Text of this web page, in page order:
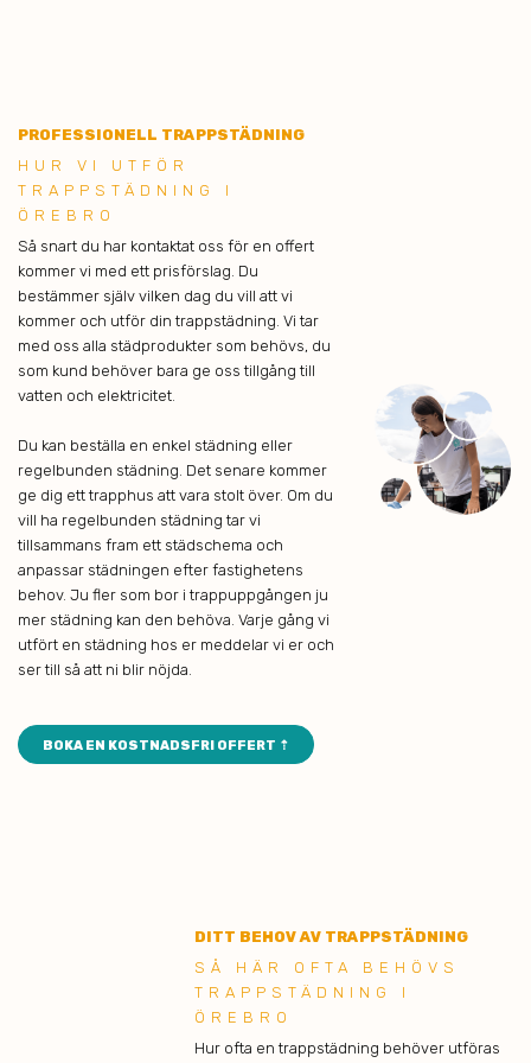
PROFESSIONELL TRAPPSTÄDNING
HUR VI UTFÖR
TRAPPSTÄDNING I
ÖREBRO
Så snart du har kontaktat oss för en offert
kommer vi med ett prisförslag. Du
bestämmer själv vilken dag du vill att vi
kommer och utför din trappstädning. Vi tar
med oss alla städprodukter som behövs, du
som kund behöver bara ge oss tillgång till
vatten och elektricitet.
Du kan beställa en enkel städning eller
regelbunden städning. Det senare kommer
ge dig ett trapphus att vara stolt över. Om du
vill ha regelbunden städning tar vi
tillsammans fram ett städschema och
anpassar städningen efter fastighetens
behov. Ju fler som bor i trappuppgången ju
mer städning kan den behöva. Varje gång vi
utfört en städning hos er meddelar vi er och
ser till så att ni blir nöjda.
BOKA EN KOSTNADSFRI OFFERT ⇡
DITT BEHOV AV TRAPPSTÄDNING
SÅ HÄR OFTA BEHÖVS
TRAPPSTÄDNING I
ÖREBRO
Hur ofta en trappstädning behöver utföras